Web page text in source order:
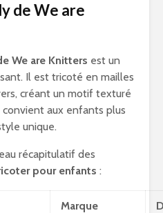
de We are
We are Knitters est un
Il est tricoté en mailles
créant un motif texturé
aux enfants plus
unique.
récapitulatif des
pour enfants :
Marque